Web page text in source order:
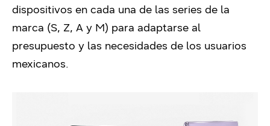
dispositivos en cada una de las series de la
marca (S, Z, A y M) para adaptarse al
presupuesto y las necesidades de los usuarios
mexicanos.